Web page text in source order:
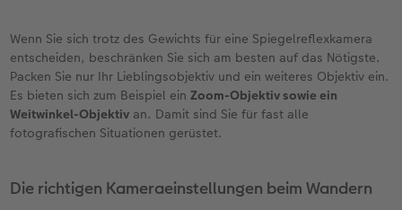
Wenn Sie sich trotz des Gewichts für eine Spiegelreflexkamera
entscheiden, beschränken Sie sich am besten auf das Nötigste.
Packen Sie nur Ihr Lieblingsobjektiv und ein weiteres Objektiv ein.
Es bieten sich zum Beispiel einZoom-Objektiv sowie ein
Weitwinkel-Objektiv an. Damit sind Sie für fast alle
fotografischen Situationen gerüstet.
Die richtigen Kameraeinstellungen beim Wandern